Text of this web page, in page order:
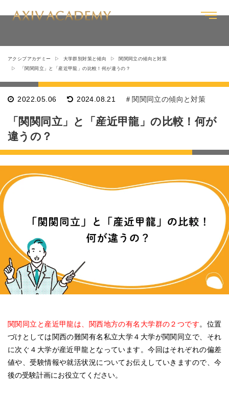
アクシブアカデミー 大学群別対策と傾向
関関同立の傾向と対策
「関関同立」と「産近甲龍」の比較！何が違うの？
2022.05.06 2024.08.21 関関同立の傾向と対策
「関関同立」と「産近甲龍」の比較！何が
違うの？
関関同立と産近甲龍は、関西地方の有名大学群の２つです。位置
づけとしては関西の難関有名私立大学４大学が関関同立で、それ
に次ぐ４大学が産近甲龍となっています。今回はそれぞれの偏差
値や、受験情報や就活状況についてお伝えしていきますので、今
後の受験計画にお役立てください。